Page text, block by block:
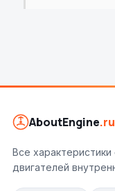
AboutEngine.ru
Все
двигателей